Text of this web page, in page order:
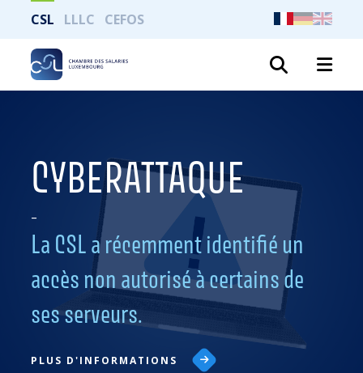
CSL LLLC CEFOS
CYBERATTAQUE
–
La CSL a récemment identifié un
accès non autorisé à certains de
ses serveurs.
PLUS D'INFORMATIONS